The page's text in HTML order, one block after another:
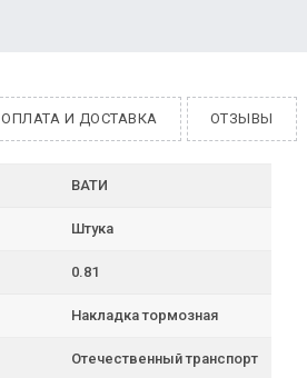
ОПЛАТА И ДОСТАВКА ОТЗЫВЫ
ВАТИ
Штука
0.81
Накладка тормозная
Отечественный транспорт